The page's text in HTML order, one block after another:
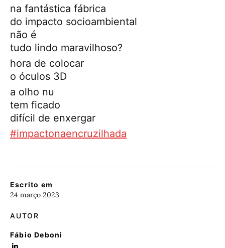
Escrito em
24 março 2023
AUTOR
Fábio Deboni
na fantástica fábrica
do impacto socioambiental
não é
tudo lindo maravilhoso?
hora de colocar
o óculos 3D
a olho nu
tem ficado
difícil de enxergar
#impactonaencruzilhada